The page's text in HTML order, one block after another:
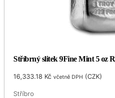
Stříbrný slitek 9Fine Mint 5 oz
16,333.18 Kč včetně DPH (CZK)
Stříbro